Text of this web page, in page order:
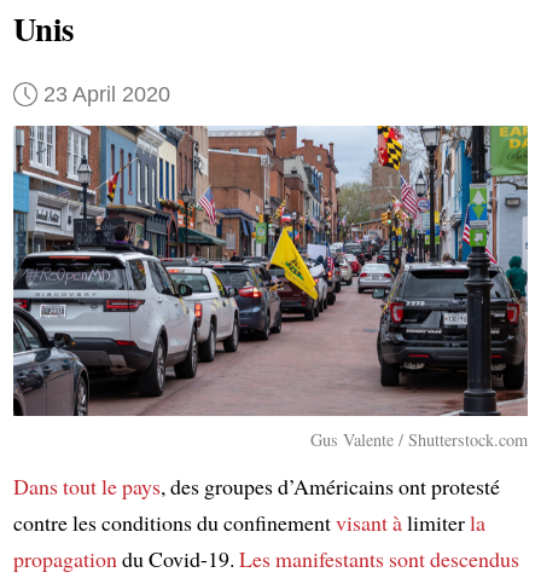
Unis
23 April 2020
Gus Valente / Shutterstock.com
Dans tout le pays, des groupes d’Américains ont protesté
contre les conditions du confinementvisant àlimiterla
propagation du Covid-19. Les manifestants sont descendus